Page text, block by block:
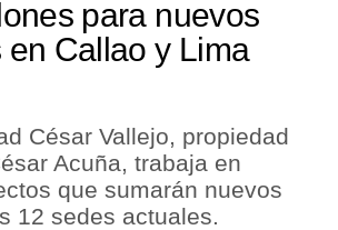
para nuevos
en Callao y Lima
César Vallejo, propiedad
Acuña, trabaja en
que sumarán nuevos
12 sedes actuales.